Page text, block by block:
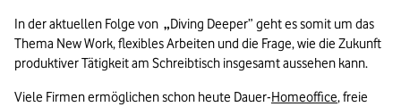
In der aktuellen Folge von „Diving Deeper” geht es somit um das
Thema New Work, flexibles Arbeiten und die Frage, wie die Zukunft
produktiver Tätigkeit am Schreibtisch insgesamt aussehen kann.
Viele Firmen ermöglichen schon heute Dauer-Homeoffice, freie